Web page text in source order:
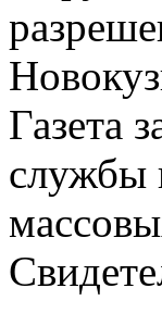
Газета
службы